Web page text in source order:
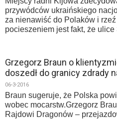
przywódców ukraińskiego
za nienawiść do Polaków i rzeź
pocieszeniem jest fakt, że
Grzegorz Braun o
doszedł do granicy zdrady
06-3-2016
Braun sugeruje, że Polska
wobec mocarstw.Grzegorz
Rajdowi Dragonów –